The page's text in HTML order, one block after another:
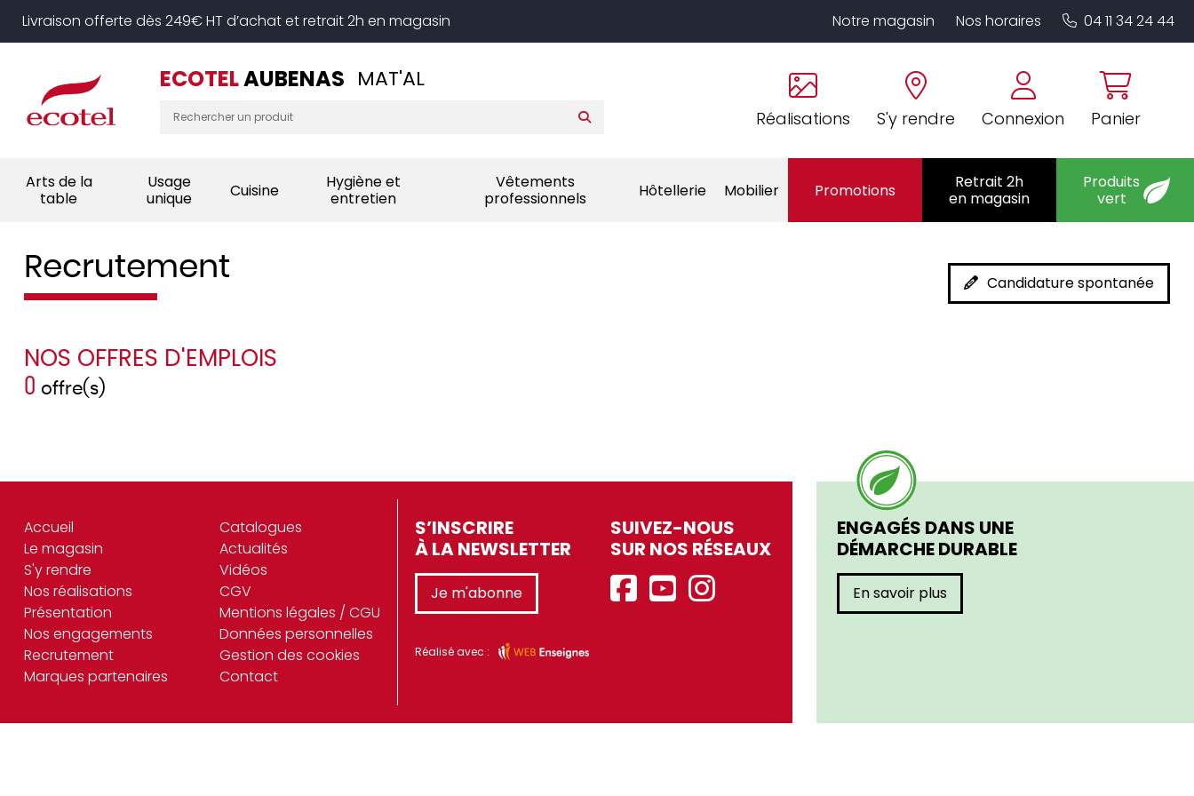
Livraison offerte dès 249€ HT d’achat et retrait 2h en magasin
Réalisations S'y rendre Connexion Panier
ECOTELAUBENAS MAT'AL
Notre magasin Nos horaires 04 11 34 24 44
Arts de la
table
Usage
unique
Cuisine
Hygiène et
entretien
Vêtements
professionnels
Hôtellerie Mobilier Promotions
Retrait 2h
en magasin
Produits
vert
Recrutement Candidature spontanée
NOS OFFRES D'EMPLOIS
0 offre(s)
ENGAGÉS DANS UNE
DÉMARCHE DURABLE
En savoir plus
Accueil
Le magasin
S'y rendre
Nos réalisations
Présentation
Nos engagements
Recrutement
Marques partenaires
Catalogues
Actualités
Vidéos
CGV
Mentions légales / CGU
Données personnelles
Gestion des cookies
Contact
S’INSCRIRE
À LA NEWSLETTER
Je m'abonne
SUIVEZ-NOUS
SUR NOS RÉSEAUX
Réalisé avec :
Panneau de gestion des cookies